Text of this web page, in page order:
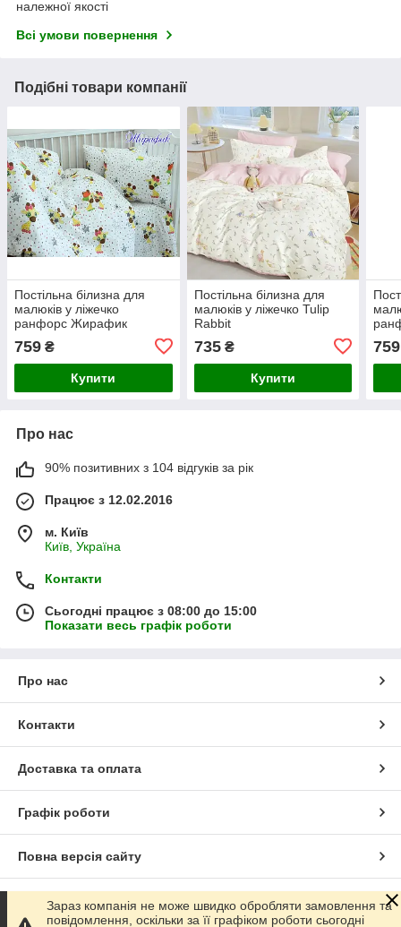
належної якості
Всі умови повернення
Подібні товари компанії
Постільна білизна для
малюків у ліжечко
ранфорс Жирафик
759 ₴
Купити
Постільна білизна для
малюків у ліжечко Tulip
Rabbit
735₴
Купити
759
Про нас
90% позитивних з 104 відгуків за рік
Працює з 12.02.2016
м. Київ
Київ, Україна
Контакти
Сьогодні працює з 08:00 до 15:00
Показати весь графік роботи
Про нас
Контакти
Доставка та оплата
Графік роботи
Повна версія сайту
Сайт створено на маркетплейсі Prom.ua
Зараз компанія не може швидко обробляти замовлення та
повідомлення, оскільки за її графіком роботи сьогодні